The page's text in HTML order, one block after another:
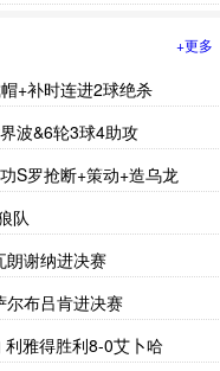
+更多
+补时连进2球绝杀
波&6轮3球4助攻
S罗抢断+策动+造乌龙
队
朗谢纳进决赛
尔布吕肯进决赛
雅得胜利8-0艾卜哈